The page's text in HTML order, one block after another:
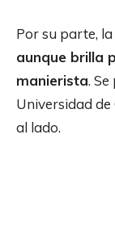
Por su parte, la
aunque brilla
manierista.
Universidad
al lado.